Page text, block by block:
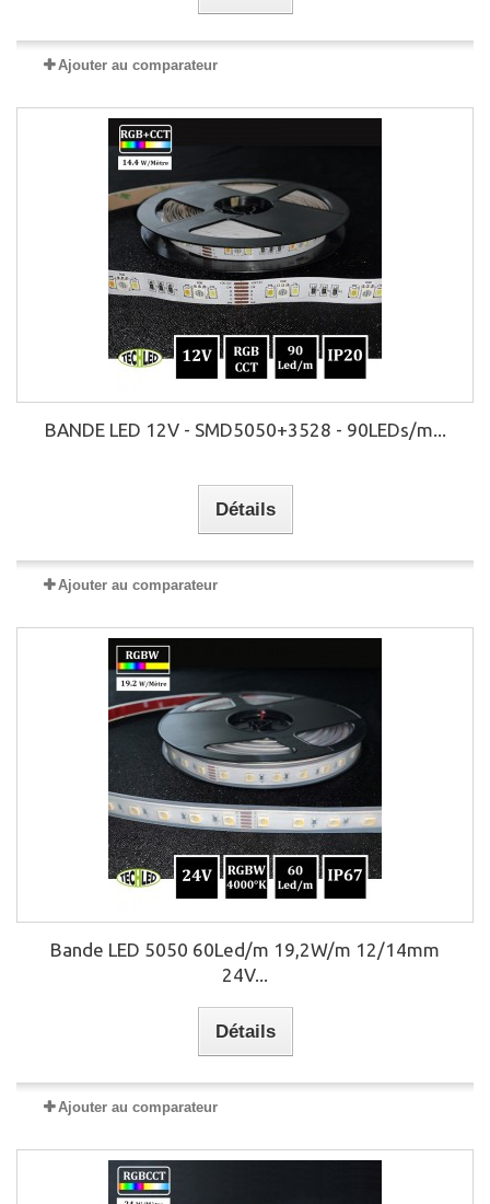
Ajouter au comparateur
BANDE LED 12V - SMD5050+3528 - 90LEDs/m...
Détails
Ajouter au comparateur
Bande LED 5050 60Led/m 19,2W/m 12/14mm
24V...
Détails
Ajouter au comparateur